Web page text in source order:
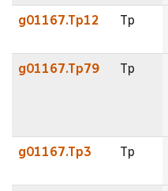
g01167.Tp12 Tp
g01167.Tp79 Tp
g01167.Tp3 Tp